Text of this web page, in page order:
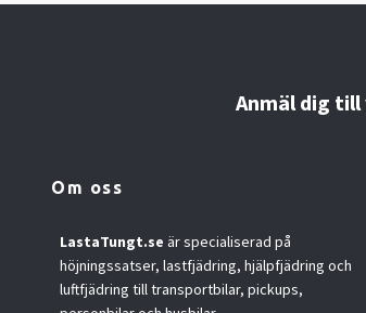
Anmäl dig
Om oss
LastaTungt.se är specialiserad på
höjningssatser, lastfjädring, hjälpfjädring och
luftfjädring till transportbilar, pickups,